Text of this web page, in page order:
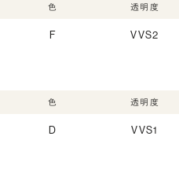
色
F
透明度
VVS2
色
D
透明度
VVS1